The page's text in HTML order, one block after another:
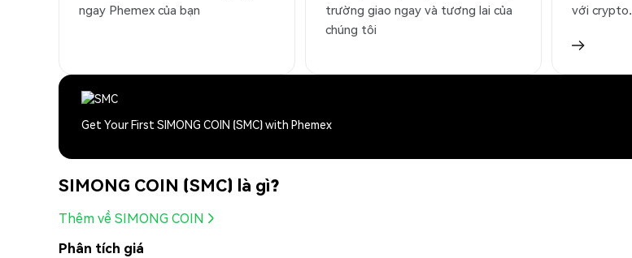
ngay Phemex của bạn
trường giao ngay và tương lai của
chúng tôi
với crypto.
Get Your First SIMONG COIN (SMC) with Phemex
SIMONG COIN (SMC) là gì?
Thêm về SIMONG COIN
Phân tích giá